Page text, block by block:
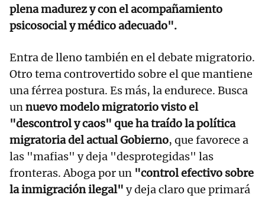
plena madurez y con el acompañamiento
psicosocial y médico adecuado".
Entra de lleno también en el debate migratorio.
Otro tema controvertido sobre el que mantiene
una férrea postura. Es más, la endurece. Busca
unnuevo modelo migratorio visto el
"descontrol y caos" que ha traído la política
migratoria del actual Gobierno, que favorece a
las "mafias" y deja "desprotegidas" las
fronteras. Aboga por un "control efectivo sobre
la inmigración ilegal" y deja claro que primará